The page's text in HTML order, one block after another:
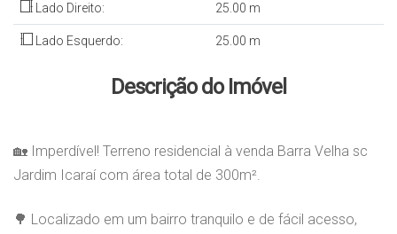
Lado Direito: 25 .00 m
Lado Esquerdo: 25 .00 m
Descrição do Imóvel
🏡 Imperdível! Terreno residencial à venda Barra Velha sc
Jardim Icaraí com área total de 300m².
🌳 Localizado em um bairro tranquilo e de fácil acesso,